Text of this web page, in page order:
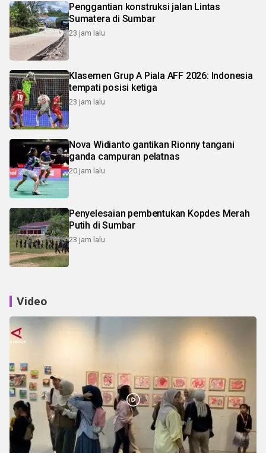
Penggantian konstruksi jalan Lintas
Sumatera di Sumbar
23 jam lalu
Klasemen Grup A Piala AFF 2026: Indonesia
tempati posisi ketiga
23 jam lalu
Nova Widianto gantikan Rionny tangani
ganda campuran pelatnas
20 jam lalu
Penyelesaian pembentukan Kopdes Merah
Putih di Sumbar
23 jam lalu
Video